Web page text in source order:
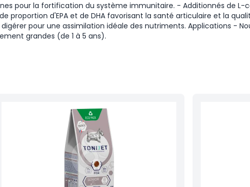
pour la fortification du système immunitaire. - Additionnés de
proportion d'EPA et de DHA favorisant la santé articulaire et la
pour une assimilation idéale des nutriments. Applications -
grandes (de 1 à 5 ans).